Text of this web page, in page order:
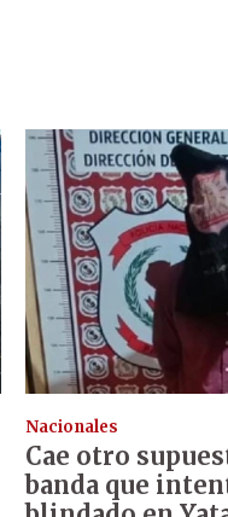
Nacionales
Cae otro
banda que